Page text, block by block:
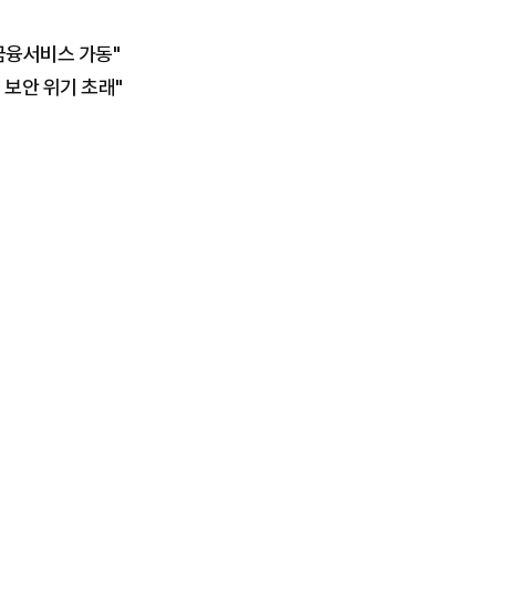
서비스 가동"
안 위기 초래"